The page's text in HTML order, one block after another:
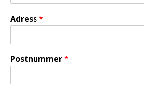
Adress*
Postnummer*